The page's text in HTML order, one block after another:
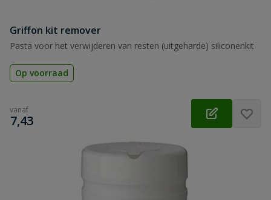
Griffon kit remover
Pasta voor het verwijderen van resten (uitgeharde) siliconenkit
Op voorraad
vanaf
€
7,43